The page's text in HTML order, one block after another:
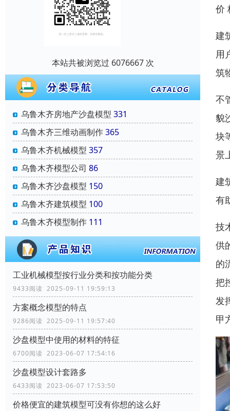
本站共被浏览过 6076667 次
乌鲁木齐房地产沙盘模型 331
乌鲁木齐三维动画制作365
乌鲁木齐机械模型 357
乌鲁木齐模型公司 86
乌鲁木齐沙盘模型 150
乌鲁木齐建筑模型 100
乌鲁木齐模型制作 111
工业机械模型按行业分类和按功能分类
9433阅读 2025-09-11 19:59:13
方案概念模型的特点
9286阅读 2025-09-11 19:57:40
沙盘模型中使用的材料的特征
6700阅读 2023-06-07 17:54:16
沙盘模型设计套路多
6433阅读 2023-06-07 17:53:50
价格便宜的建筑模型可没有你想的这么好
价
建
用
筑
不
貌
块
景
建
有
技
供
的
把
发
甲